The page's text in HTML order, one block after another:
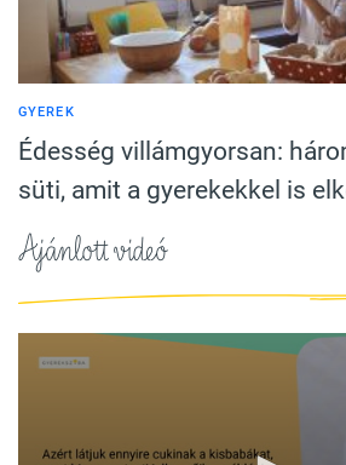
GYEREK
Édesség villámgyorsan:
süti, amit a gyerekekkel is
Ajánlott videó